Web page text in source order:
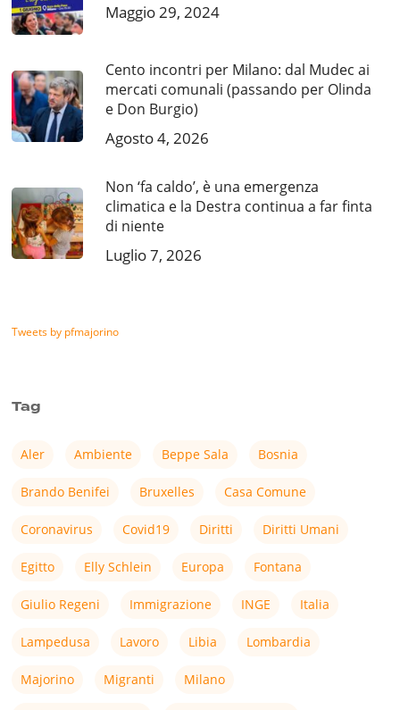
Maggio 29, 2024
Cento incontri per Milano: dal Mudec ai
mercati comunali (passando per Olinda
e Don Burgio)
Agosto 4, 2026
Non ‘fa caldo’, è una emergenza
climatica e la Destra continua a far finta
di niente
Luglio 7, 2026
Tweets by pfmajorino
Tag
Aler Ambiente Beppe Sala Bosnia
Brando Benifei Bruxelles Casa Comune
Coronavirus Covid19 Diritti Diritti Umani
Egitto Elly Schlein Europa Fontana
Giulio Regeni Immigrazione INGE Italia
Lampedusa Lavoro Libia Lombardia
Majorino Migranti Milano